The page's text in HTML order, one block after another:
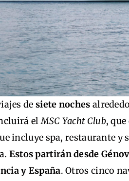
de siete noches
elMSC Yacht Club,
incluye spa, restaurante y
Estos partirán desde
y España. Otros cinco